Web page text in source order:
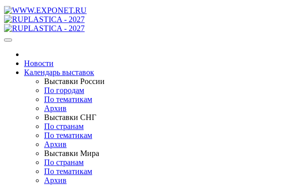
Новости
Календарь выставок
Выставки России
По городам
По тематикам
Архив
Выставки СНГ
По странам
По тематикам
Архив
Выставки Мира
По странам
По тематикам
Архив